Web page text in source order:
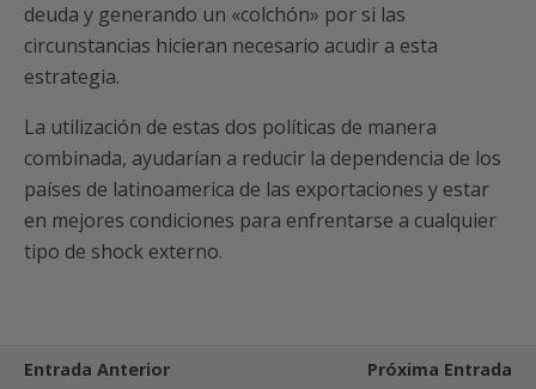
deuda y generando un «colchón» por si las
circunstancias hicieran necesario acudir a esta
estrategia.
La utilización de estas dos políticas de manera
combinada, ayudarían a reducir la dependencia de los
países de latinoamerica de las exportaciones y estar
en mejores condiciones para enfrentarse a cualquier
tipo de shock externo.
Entrada Anterior
Próxima Entrada